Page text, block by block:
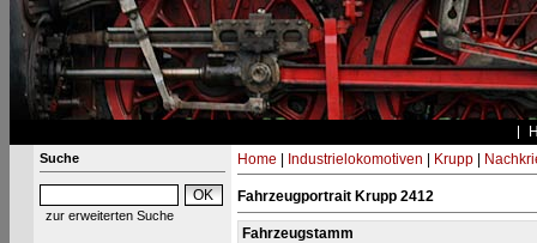
Suche
zur erweiterten Suche
Home Industrielokomotiven Krupp|
Fahrzeugportrait Krupp 2412
Fahrzeugstamm